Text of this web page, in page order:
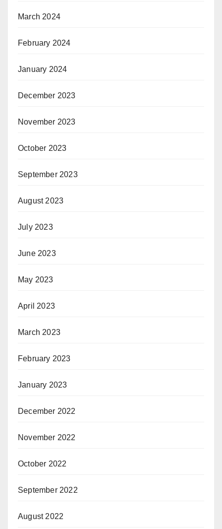
March 2024
February 2024
January 2024
December 2023
November 2023
October 2023
September 2023
August 2023
July 2023
June 2023
May 2023
April 2023
March 2023
February 2023
January 2023
December 2022
November 2022
October 2022
September 2022
August 2022